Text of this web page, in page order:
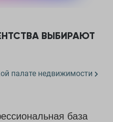
ВЫБИРАЮТ
палате недвижимости
база